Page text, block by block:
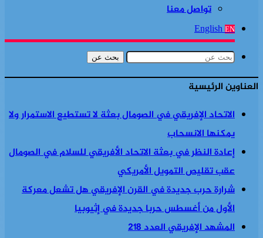
تواصل معنا
English EN
بحث عن
العناوين الرئيسية
الاتحاد الإفريقي في الصومال بعثة لا تستطيع الاستمرار ولا
يمكنها الانسحاب
إعادة النظر في بعثة الاتحاد الأفريقي للسلام في الصومال
عقب تقليص التمويل الأمريكي
شرارة حرب جديدة في القرن الإفريقي هل تشعل معركة
الأول من أغسطس حربا جديدة في إثيوبيا
المشهد الإفريقي العدد 218